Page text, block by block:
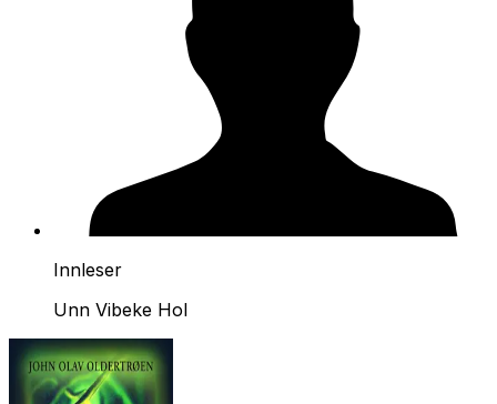
Innleser
Unn Vibeke Hol